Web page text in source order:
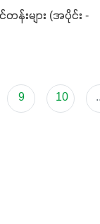
န်းများ (အပိုင်း -
9 10